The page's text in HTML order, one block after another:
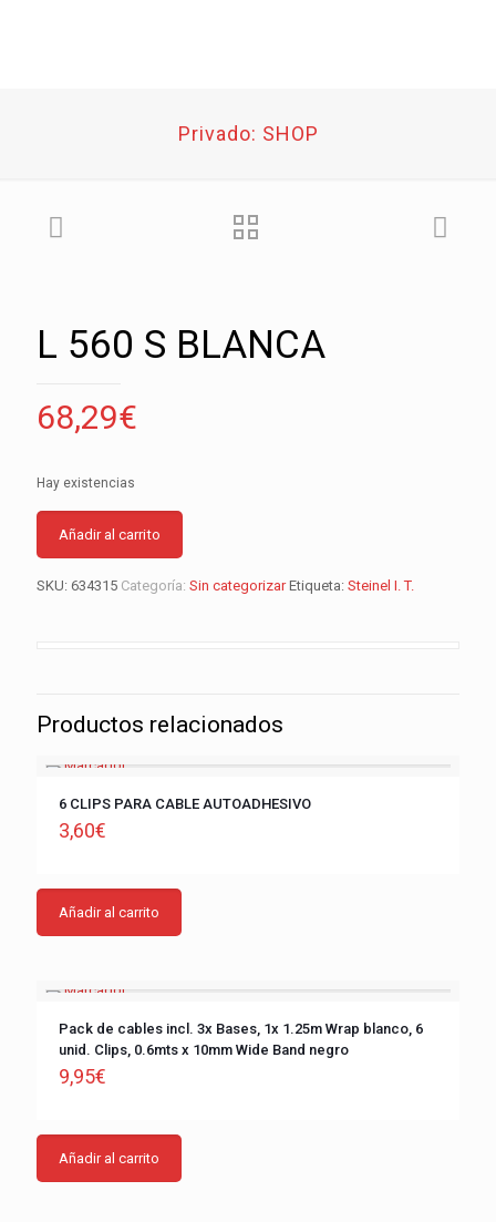
Privado: SHOP
L 560 S BLANCA
68,29€
Hay existencias
Añadir al carrito
SKU: 634315 Categoría: Sin categorizar Etiqueta: Steinel I. T.
Productos relacionados
6 CLIPS PARA CABLE AUTOADHESIVO
3,60€
Añadir al carrito
Pack de cables incl. 3x Bases, 1x 1.25m Wrap blanco, 6
unid. Clips, 0.6mts x 10mm Wide Band negro
9,95€
Añadir al carrito